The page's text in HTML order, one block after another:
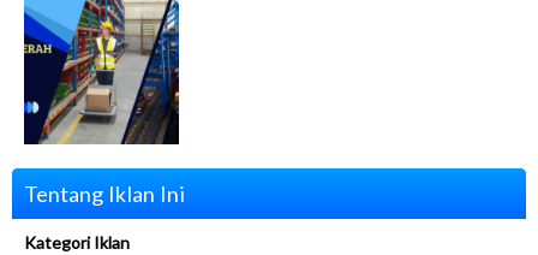
Tentang Iklan Ini
Kategori Iklan